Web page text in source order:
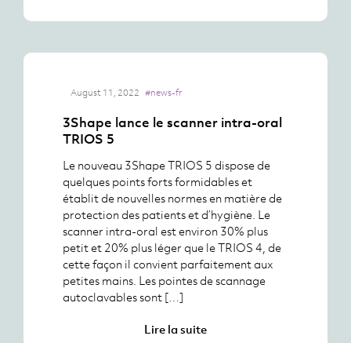
August 11, 2022 #news-fr
3Shape lance le scanner intra-oral
TRIOS 5
Le nouveau 3Shape TRIOS 5 dispose de
quelques points forts formidables et
établit de nouvelles normes en matière de
protection des patients et d’hygiène. Le
scanner intra-oral est environ 30% plus
petit et 20% plus léger que le TRIOS 4, de
cette façon il convient parfaitement aux
petites mains. Les pointes de scannage
autoclavables sont […]
Lire la suite